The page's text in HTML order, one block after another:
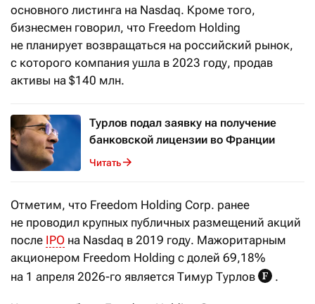
основного листинга на Nasdaq. Кроме того,
бизнесмен говорил, что Freedom Holding
не планирует возвращаться на российский рынок,
с которого компания ушла в 2023 году, продав
активы на $140 млн.
Турлов подал заявку на получение
банковской лицензии во Франции
Читать
Отметим, что Freedom Holding Corp. ранее
не проводил крупных публичных размещений акций
после IPO на Nasdaq в 2019 году. Мажоритарным
акционером Freedom Holding с долей 69,18%
на 1 апреля 2026-го является Тимур Турлов
.